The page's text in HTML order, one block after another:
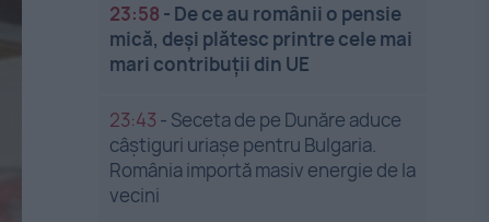
23:58 - De ce au românii o pensie
mică, deși plătesc printre cele mai
mari contribuții din UE
23:43 - Seceta de pe Dunăre aduce
câștiguri uriașe pentru Bulgaria.
România importă masiv energie de la
vecini